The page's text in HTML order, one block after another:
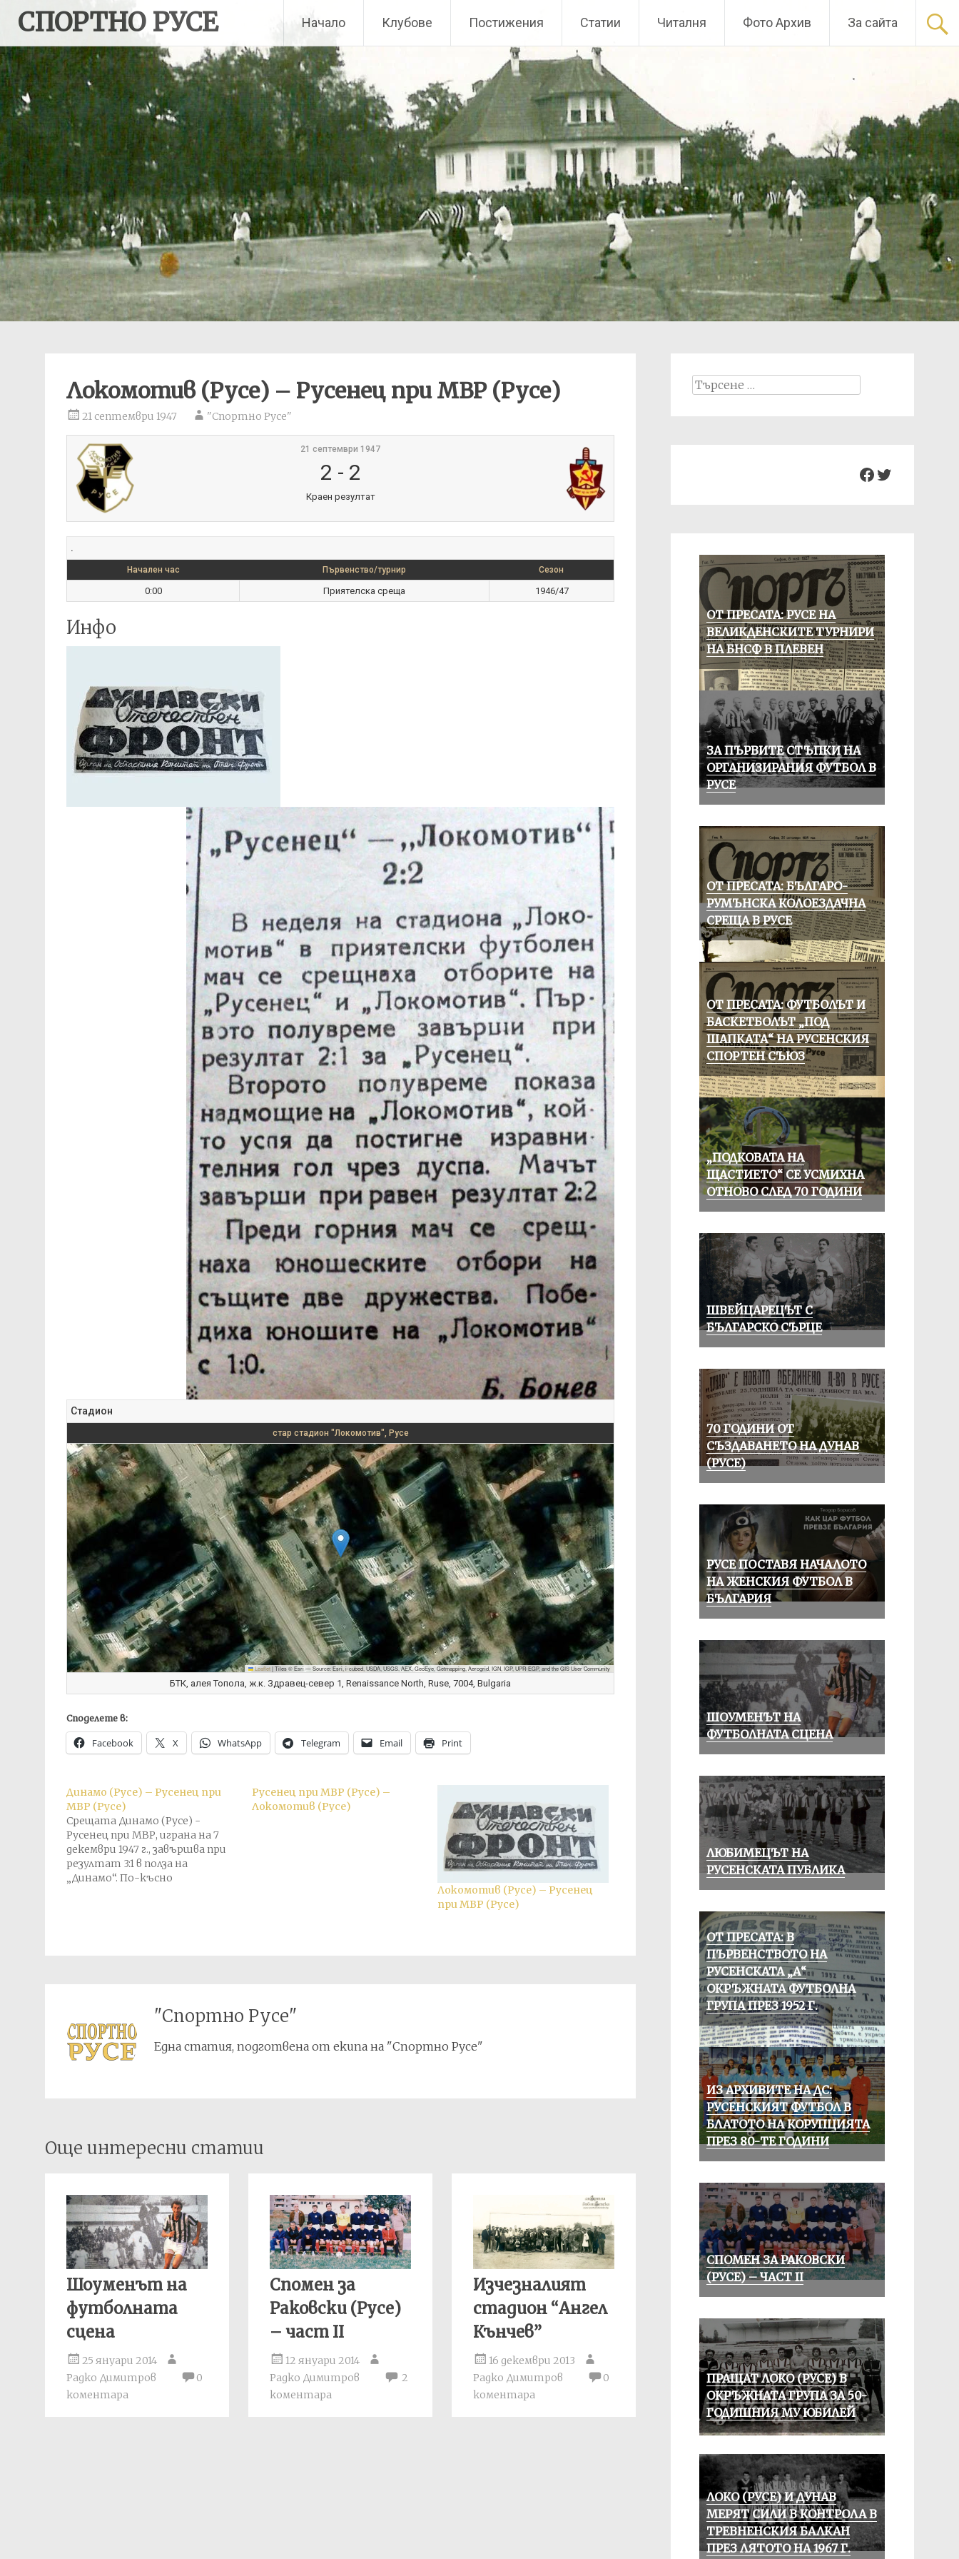
content
СПОРТНО РУСЕ Начало Клубове Постижения Статии Читалня Фото Архив За сайта
Локомотив (Русе) – Русенец при МВР (Русе)
21 септември 1947 "Спортно Русе"
21 септември 1947
2 - 2
Краен резултат
.
Начален час Първенство/турнир Сезон
0:00 Приятелска среща 1946/47
Инфо
Стадион
стар стадион "Локомотив", Русе
Leaflet|Tiles © Esri — Source: Esri, i-cubed, USDA, USGS, AEX, GeoEye, Getmapping, Aerogrid, IGN, IGP, UPR-EGP, and the GIS User Community
БТК, алея Топола, ж.к. Здравец-север 1, Renaissance North, Ruse, 7004, Bulgaria
Споделете в:
Facebook X WhatsApp Telegram Email Print
Динамо (Русе) – Русенец при
МВР (Русе)
Срещата Динамо (Русе) -
Русенец при МВР, играна на 7
декември 1947 г., завършва при
резултат 3:1 в полза на
„Динамо“. По-късно
Русенец при МВР (Русе) –
Локомотив (Русе)
Локомотив (Русе) – Русенец
при МВР (Русе)
"Спортно Русе"
Една статия, подготвена от екипа на "Спортно Русе"
Post
navigation
Още интересни статии
Шоуменът на
футболната
сцена
25 януари 2014
Радко Димитров
0
коментара
Спомен за
Раковски (Русе)
– част II
12 януари 2014
Радко Димитров
2
коментара
Изчезналият
стадион “Ангел
Кънчев”
16 декември 2013
Радко Димитров
0
коментара
Search
Facebook
Twitter
ОТ ПРЕСАТА: РУСЕ НА
ВЕЛИКДЕНСКИТЕ ТУРНИРИ
НА БНСФ В ПЛЕВЕН
ЗА ПЪРВИТЕ СТЪПКИ НА
ОРГАНИЗИРАНИЯ ФУТБОЛ В
РУСЕ
ОТ ПРЕСАТА: БЪЛГАРО-
РУМЪНСКА КОЛОЕЗДАЧНА
СРЕЩА В РУСЕ
ОТ ПРЕСАТА: ФУТБОЛЪТ И
БАСКЕТБОЛЪТ „ПОД
ШАПКАТА“ НА РУСЕНСКИЯ
СПОРТЕН СЪЮЗ
„ПОДКОВАТА НА
ЩАСТИЕТО“ СЕ УСМИХНА
ОТНОВО СЛЕД 70 ГОДИНИ
ШВЕЙЦАРЕЦЪТ С
БЪЛГАРСКО СЪРЦЕ
70 ГОДИНИ ОТ
СЪЗДАВАНЕТО НА ДУНАВ
(РУСЕ)
РУСЕ ПОСТАВЯ НАЧАЛОТО
НА ЖЕНСКИЯ ФУТБОЛ В
БЪЛГАРИЯ
ШОУМЕНЪТ НА
ФУТБОЛНАТА СЦЕНА
ЛЮБИМЕЦЪТ НА
РУСЕНСКАТА ПУБЛИКА
ОТ ПРЕСАТА: В
ПЪРВЕНСТВОТО НА
РУСЕНСКАТА „А“
ОКРЪЖНАТА ФУТБОЛНА
ГРУПА ПРЕЗ 1952 Г.
ИЗ АРХИВИТЕ НА ДС:
РУСЕНСКИЯТ ФУТБОЛ В
БЛАТОТО НА КОРУПЦИЯТА
ПРЕЗ 80-ТЕ ГОДИНИ
СПОМЕН ЗА РАКОВСКИ
(РУСЕ) – ЧАСТ II
ПРАЩАТ ЛОКО (РУСЕ) В
ОКРЪЖНАТА ГРУПА ЗА 50-
ГОДИШНИЯ МУ ЮБИЛЕЙ
ЛОКО (РУСЕ) И ДУНАВ
МЕРЯТ СИЛИ В КОНТРОЛА В
ТРЕВНЕНСКИЯ БАЛКАН
ПРЕЗ ЛЯТОТО НА 1967 Г.